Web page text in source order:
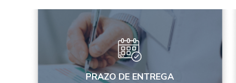
PRAZO DE ENTREGA